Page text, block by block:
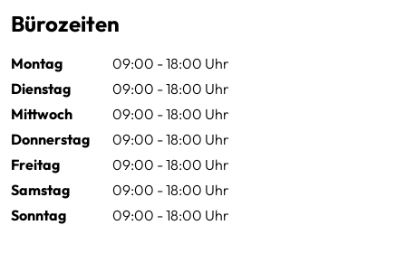
Bürozeiten
Montag
09:00 - 18:00 Uhr
Dienstag
09:00 - 18:00 Uhr
Mittwoch
09:00 - 18:00 Uhr
Donnerstag
09:00 - 18:00 Uhr
Freitag
09:00 - 18:00 Uhr
Samstag
09:00 - 18:00 Uhr
Sonntag
09:00 - 18:00 Uhr